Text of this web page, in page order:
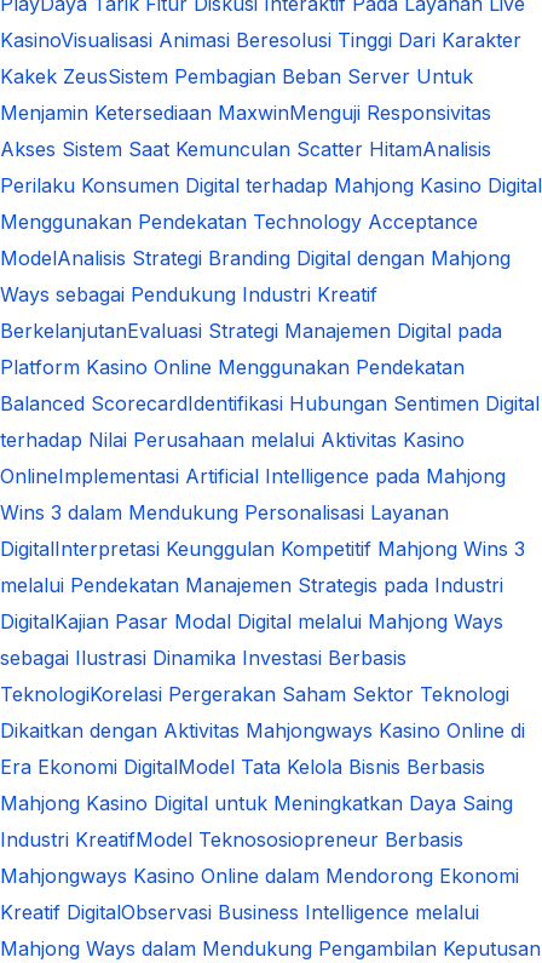
KasinoVisualisasi Animasi Beresolusi Tinggi Dari Karakter
Kakek ZeusSistem Pembagian Beban Server Untuk
Menjamin Ketersediaan MaxwinMenguji Responsivitas
Akses Sistem Saat Kemunculan Scatter HitamAnalisis
Perilaku Konsumen Digital terhadap Mahjong Kasino Digital
Menggunakan Pendekatan Technology Acceptance
ModelAnalisis Strategi Branding Digital dengan Mahjong
Ways sebagai Pendukung Industri Kreatif
BerkelanjutanEvaluasi Strategi Manajemen Digital pada
Platform Kasino Online Menggunakan Pendekatan
Balanced ScorecardIdentifikasi Hubungan Sentimen Digital
terhadap Nilai Perusahaan melalui Aktivitas Kasino
OnlineImplementasi Artificial Intelligence pada Mahjong
Wins 3 dalam Mendukung Personalisasi Layanan
DigitalInterpretasi Keunggulan Kompetitif Mahjong Wins 3
melalui Pendekatan Manajemen Strategis pada Industri
DigitalKajian Pasar Modal Digital melalui Mahjong Ways
sebagai Ilustrasi Dinamika Investasi Berbasis
TeknologiKorelasi Pergerakan Saham Sektor Teknologi
Dikaitkan dengan Aktivitas Mahjongways Kasino Online di
Era Ekonomi DigitalModel Tata Kelola Bisnis Berbasis
Mahjong Kasino Digital untuk Meningkatkan Daya Saing
Industri KreatifModel Teknososiopreneur Berbasis
Mahjongways Kasino Online dalam Mendorong Ekonomi
Kreatif DigitalObservasi Business Intelligence melalui
Mahjong Ways dalam Mendukung Pengambilan Keputusan